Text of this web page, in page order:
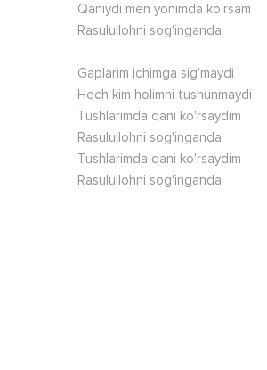
Qaniydi men yonimda ko'rsam
Rasulullohni sog'inganda
Gaplarim ichimga sig'maydi
Hech kim holimni tushunmaydi
Tushlarimda qani ko'rsaydim
Rasulullohni sog'inganda
Tushlarimda qani ko'rsaydim
Rasulullohni sog'inganda